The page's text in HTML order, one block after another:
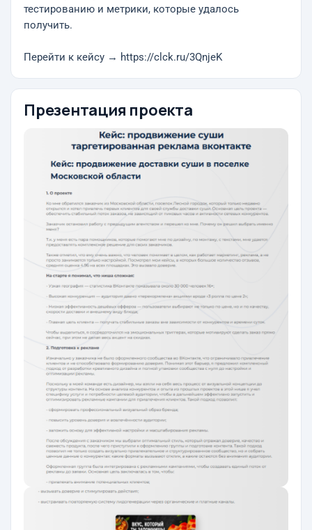
тестированию и метрики, которые удалось
получить.
Перейти к кейсу → https://clck.ru/3QnjeK
Презентация проекта